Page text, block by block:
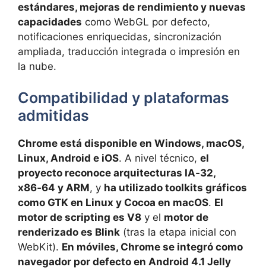
estándares, mejoras de rendimiento y nuevas
capacidades como WebGL por defecto,
notificaciones enriquecidas, sincronización
ampliada, traducción integrada o impresión en
la nube.
Compatibilidad y plataformas
admitidas
Chrome está disponible en Windows, macOS,
Linux, Android e iOS. A nivel técnico, el
proyecto reconoce arquitecturas IA‑32,
x86‑64 y ARM, y ha utilizado toolkits gráficos
como GTK en Linux y Cocoa en macOS. El
motor de scripting es V8 y el motor de
renderizado es Blink (tras la etapa inicial con
WebKit). En móviles, Chrome se integró como
navegador por defecto en Android 4.1 Jelly